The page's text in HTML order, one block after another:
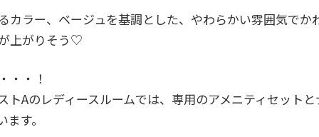
カラー、ベージュを基調とした、やわらかい雰囲気で
上がりそう♡
・・！
トAのレディースルームでは、専用のアメニティセット
す。